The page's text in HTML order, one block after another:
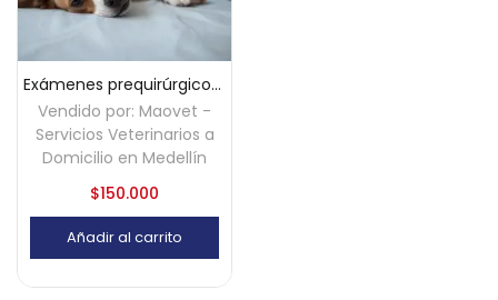
Exámenes prequirúrgicos a domicilio – Medellín
Vendido por: Maovet -
Servicios Veterinarios a
Domicilio en Medellín
$150.000
Añadir al carrito